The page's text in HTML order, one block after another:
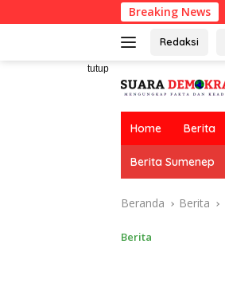
ke
Breaking News
Redaksi
tutup
Home Berita
Berita Sumenep
Beranda Berita
Berita